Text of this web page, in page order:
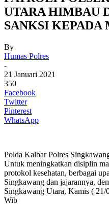
UTARA HIMBAU
SANKSI KEPADA
By
Humas Polres
-
21 Januari 2021
350
Facebook
Twitter
Pinterest
WhatsApp
Polda Kalbar Polres
Untuk meningkatkan disiplin
protokol kesehatan, berbagai
Singkawang dan jajarannya,
Singkawang Utara, Kamis (
Wib